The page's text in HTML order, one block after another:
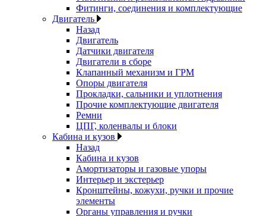
Фитинги, соединения и комплектующие
Двигатель
Назад
Двигатель
Датчики двигателя
Двигатели в сборе
Клапанный механизм и ГРМ
Опоры двигателя
Прокладки, сальники и уплотнения
Прочие комплектующие двигателя
Ремни
ЦПГ, коленвалы и блоки
Кабина и кузов
Назад
Кабина и кузов
Амортизаторы и газовые упоры
Интерьер и экстерьер
Кронштейны, кожухи, ручки и прочие
элементы
Органы управления и ручки